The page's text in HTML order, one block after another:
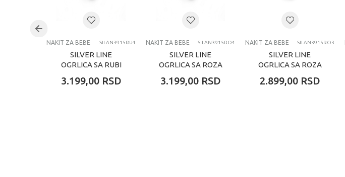
NAKIT ZA BEBE SILAN3915RU4
SILVER LINE
OGRLICA SA RUBI
3.199,00 RSD
NAKIT ZA BEBE SILAN3915RO4
SILVER LINE
OGRLICA SA ROZA
3.199,00 RSD
NAKIT ZA BEBE SILAN3915RO3
SILVER LINE
OGRLICA SA ROZA
2.899,00 RSD